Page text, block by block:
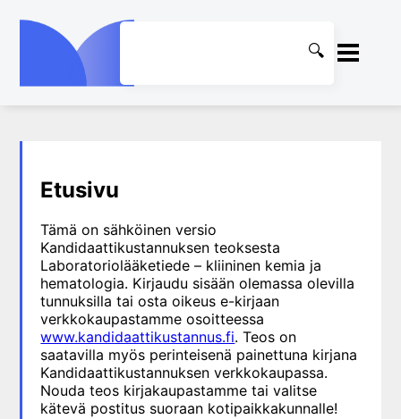
KIRJAUDU SISÄÄN
1. Laboratoriotoiminta
suomalaisessa
2. Potilas ja näyte
3. Laboratoriotuloksen tulkinta
4. Laboratorion
perusmenetelmät
5. Laboratoriolaitteet
6. Neste-, elektrolyytti- ja
happo-emästasapaino
7. Munuaiset ja virtsa
Etusivu
Tämä on sähköinen versio
Kandidaattikustannuksen teoksesta
Laboratoriolääketiede – kliininen kemia ja
hematologia. Kirjaudu sisään olemassa olevilla
tunnuksilla tai osta oikeus e-kirjaan
verkkokaupastamme osoitteessa
www.kandidaattikustannus.fi. Teos on
saatavilla myös perinteisenä painettuna kirjana
Kandidaattikustannuksen verkkokaupassa.
Nouda teos kirjakaupastamme tai valitse
kätevä postitus suoraan kotipaikkakunnalle!